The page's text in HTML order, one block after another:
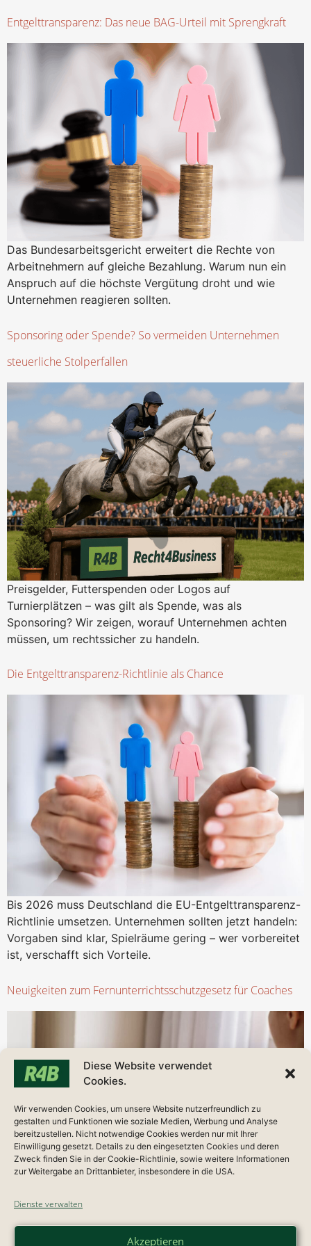
Diese Website verwendet
Cookies.
Wir verwenden Cookies, um unsere Website nutzerfreundlich zu
gestalten und Funktionen wie soziale Medien, Werbung und Analyse
bereitzustellen. Nicht notwendige Cookies werden nur mit Ihrer
Einwilligung gesetzt. Details zu den eingesetzten Cookies und deren
Zweck finden Sie in der Cookie-Richtlinie, sowie weitere Informationen
zur Weitergabe an Drittanbieter, insbesondere in die USA.
Dienste verwalten
Akzeptieren
Entgelttransparenz: Das neue BAG-Urteil mit Sprengkraft
Das Bundesarbeitsgericht erweitert die Rechte von
Arbeitnehmern auf gleiche Bezahlung. Warum nun ein
Anspruch auf die höchste Vergütung droht und wie
Unternehmen reagieren sollten.
Sponsoring oder Spende? So vermeiden Unternehmen
steuerliche Stolperfallen
Preisgelder, Futterspenden oder Logos auf
Turnierplätzen – was gilt als Spende, was als
Sponsoring? Wir zeigen, worauf Unternehmen achten
müssen, um rechtssicher zu handeln.
Die Entgelttransparenz-Richtlinie als Chance
Bis 2026 muss Deutschland die EU-Entgelttransparenz-
Richtlinie umsetzen. Unternehmen sollten jetzt handeln:
Vorgaben sind klar, Spielräume gering – wer vorbereitet
ist, verschafft sich Vorteile.
Neuigkeiten zum Fernunterrichtsschutzgesetz für Coaches
BGH-Urteil zu Online-Coaching: Wann greift das